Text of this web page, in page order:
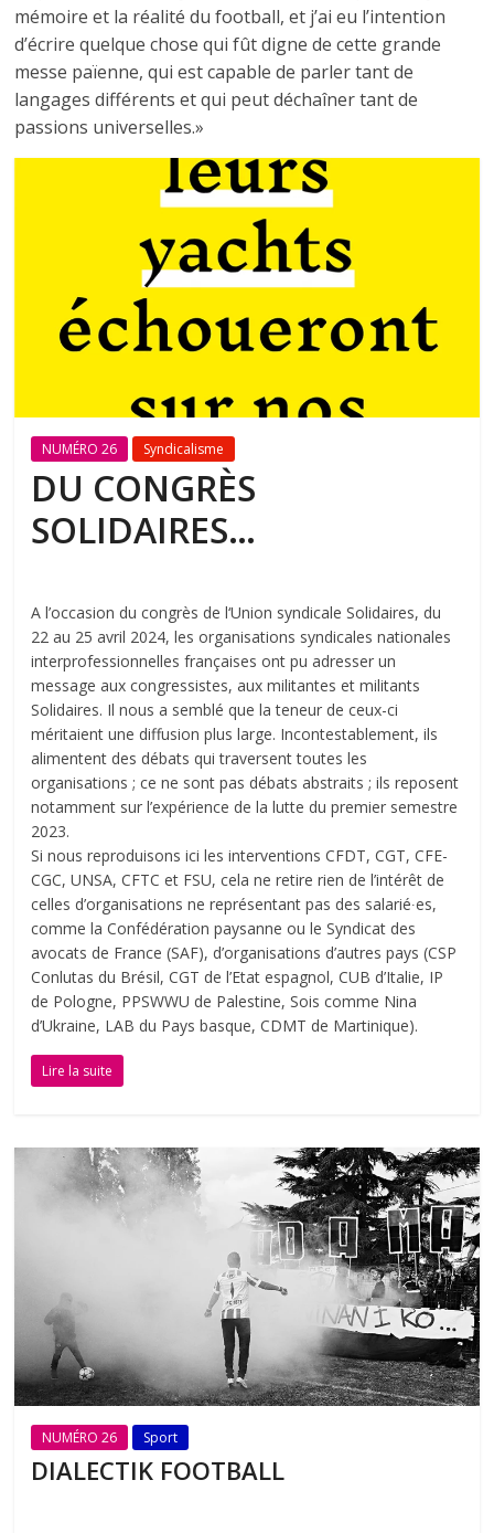
mémoire et la réalité du football, et j’ai eu l’intention
d’écrire quelque chose qui fût digne de cette grande
messe païenne, qui est capable de parler tant de
langages différents et qui peut déchaîner tant de
passions universelles.»
NUMÉRO 26 Syndicalisme
DU CONGRÈS
SOLIDAIRES…
A l’occasion du congrès de l‘Union syndicale Solidaires, du
22 au 25 avril 2024, les organisations syndicales nationales
interprofessionnelles françaises ont pu adresser un
message aux congressistes, aux militantes et militants
Solidaires. Il nous a semblé que la teneur de ceux-ci
méritaient une diffusion plus large. Incontestablement, ils
alimentent des débats qui traversent toutes les
organisations ; ce ne sont pas débats abstraits ; ils reposent
notamment sur l’expérience de la lutte du premier semestre
2023.
Si nous reproduisons ici les interventions CFDT, CGT, CFE-
CGC, UNSA, CFTC et FSU, cela ne retire rien de l’intérêt de
celles d’organisations ne représentant pas des salarié∙es,
comme la Confédération paysanne ou le Syndicat des
avocats de France (SAF), d’organisations d’autres pays (CSP
Conlutas du Brésil, CGT de l’Etat espagnol, CUB d’Italie, IP
de Pologne, PPSWWU de Palestine, Sois comme Nina
d’Ukraine, LAB du Pays basque, CDMT de Martinique).
Lire la suite
NUMÉRO 26 Sport
DIALECTIK FOOTBALL